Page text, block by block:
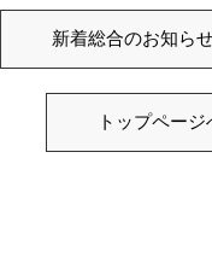
新着総合のお知ら
トップページ